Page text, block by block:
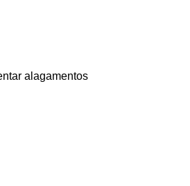
alagamentos